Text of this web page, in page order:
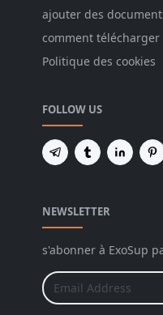
ajouter des
comment télécharger
Politique des cookies
FOLLOW US
NEWSLETTER
s'abonner à ExoSup